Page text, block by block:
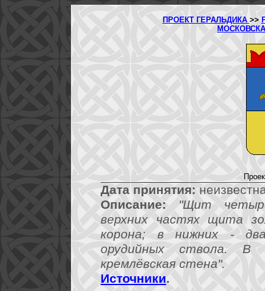
ПРОЕКТ ГЕРАЛЬДИКА >>
Дата принятия:
Описание:
"Щит
верхних частях щита
корона; в нижних -
орудийных ствола. В
кремлёвская стена".
Источники.